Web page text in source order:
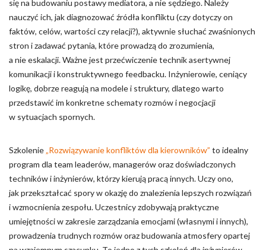
się na budowaniu postawy mediatora, a nie sędziego. Należy
nauczyć ich, jak diagnozować źródła konfliktu (czy dotyczy on
faktów, celów, wartości czy relacji?), aktywnie słuchać zwaśnionych
stron i zadawać pytania, które prowadzą do zrozumienia,
a nie eskalacji. Ważne jest przećwiczenie technik asertywnej
komunikacji i konstruktywnego feedbacku. Inżynierowie, ceniący
logikę, dobrze reagują na modele i struktury, dlatego warto
przedstawić im konkretne schematy rozmów i negocjacji
w sytuacjach spornych.
Szkolenie„Rozwiązywanie konfliktów dla kierowników” to idealny
program dla team leaderów, managerów oraz doświadczonych
techników i inżynierów, którzy kierują pracą innych. Uczy ono,
jak przekształcać spory w okazję do znalezienia lepszych rozwiązań
i wzmocnienia zespołu. Uczestnicy zdobywają praktyczne
umiejętności w zakresie zarządzania emocjami (własnymi i innych),
prowadzenia trudnych rozmów oraz budowania atmosfery opartej